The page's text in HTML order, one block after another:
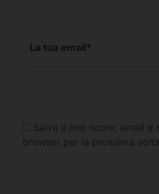
La tua email*
Salva il mio nome, email e
browser per la prossima